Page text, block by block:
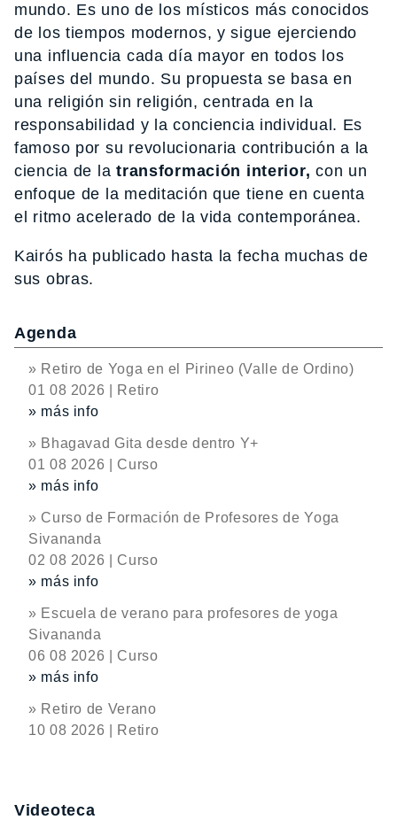
mundo. Es uno de los místicos más conocidos
de los tiempos modernos, y sigue ejerciendo
una influencia cada día mayor en todos los
países del mundo. Su propuesta se basa en
una religión sin religión, centrada en la
responsabilidad y la conciencia individual. Es
famoso por su revolucionaria contribución a la
ciencia de la transformación interior, con un
enfoque de la meditación que tiene en cuenta
el ritmo acelerado de la vida contemporánea.
Kairós ha publicado hasta la fecha muchas de
sus obras.
Agenda
» Retiro de Yoga en el Pirineo (Valle de Ordino)
01 08 2026 | Retiro
» más info
» Bhagavad Gita desde dentro Y+
01 08 2026 | Curso
» más info
» Curso de Formación de Profesores de Yoga
Sivananda
02 08 2026 | Curso
» más info
» Escuela de verano para profesores de yoga
Sivananda
06 08 2026 | Curso
» más info
» Retiro de Verano
10 08 2026 | Retiro
Videoteca